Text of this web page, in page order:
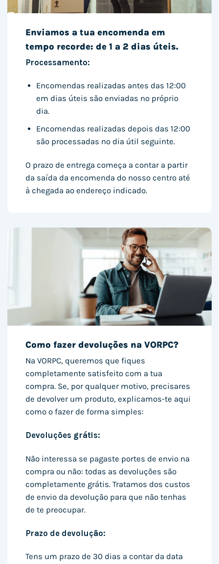
Enviamos a tua encomenda em
tempo recorde: de 1 a 2 dias úteis.
Processamento:
Encomendas realizadas antes das 12:00
em dias úteis são enviadas no próprio
dia.
Encomendas realizadas depois das 12:00
são processadas no dia útil seguinte.
O prazo de entrega começa a contar a partir
da saída da encomenda do nosso centro até
à chegada ao endereço indicado.
Como fazer devoluções na VORPC?
Na VORPC, queremos que fiques
completamente satisfeito com a tua
compra. Se, por qualquer motivo, precisares
de devolver um produto, explicamos-te aqui
como o fazer de forma simples:
Devoluções grátis:
Não interessa se pagaste portes de envio na
compra ou não: todas as devoluções são
completamente grátis. Tratamos dos custos
de envio da devolução para que não tenhas
de te preocupar.
Prazo de devolução:
Tens um prazo de 30 dias a contar da data